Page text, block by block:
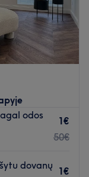
odos
1€
50€
dovanų
1€